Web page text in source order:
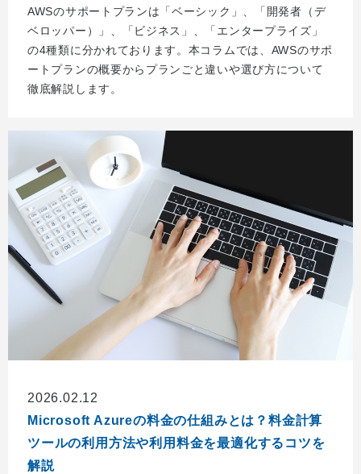
AWSのサポートプランは「ベーシック」、「開発者（デ
ベロッパー）」、「ビジネス」、「エンタープライズ」
の4種類に分かれております。本コラムでは、AWSのサポ
ートプランの概要からプランごと違いや選び方について
徹底解説します。
2026.02.12
Microsoft Azureの料金の仕組みとは？料金計算
ツールの利用方法や利用料金を最適化するコツを
解説